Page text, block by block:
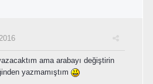
ama arabayı değiştirin
yazmamıştım